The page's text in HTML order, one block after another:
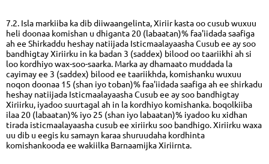
7.2. Isla markiiba ka dib diiwaangelinta, Xiriir kasta oo cusub wuxuu
heli doonaa komishan u dhiganta 20 (labaatan)% faa'iidada saafiga
ah ee Shirkaddu heshay natiijada Isticmaalayaasha Cusub ee ay soo
bandhigtay Xiriirku in ka badan 3 (saddex) bilood oo taariikhi ah si
loo kordhiyo wax-soo-saarka. Marka ay dhamaato muddada la
cayimay ee 3 (saddex) bilood ee taariikhda, komishanku wuxuu
noqon doonaa 15 (shan iyo toban)% faa'iidada saafiga ah ee shirkadu
heshay natiijada Isticmaalayaasha Cusub ee ay soo bandhigtay
Xiriirku, iyadoo suurtagal ah in la kordhiyo komishanka. boqolkiiba
ilaa 20 (labaatan)% iyo 25 (shan iyo labaatan)% iyadoo ku xidhan
tirada isticmaalayaasha cusub ee xiriirku soo bandhigo. Xiriirku waxa
uu dib u eegis ku samayn karaa shuruudaha kordhinta
komishankooda ee wakiilka Barnaamijka Xiriirnta.